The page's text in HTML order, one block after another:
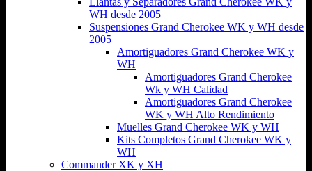
WH desde 2005
Suspensiones Grand Cherokee WK y WH desde
2005
Amortiguadores Grand Cherokee WK y
WH
Amortiguadores Grand Cherokee
Wk y WH Calidad
Amortiguadores Grand Cherokee
WK y WH Alto Rendimiento
Muelles Grand Cherokee WK y WH
Kits Completos Grand Cherokee WK y
WH
Commander XK y XH